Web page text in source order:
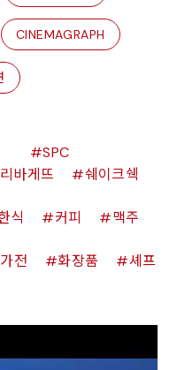
CINEMAGRAPH
SPC
바게뜨
쉐이크쉑
식 커피 맥주
가전 화장품 셰프